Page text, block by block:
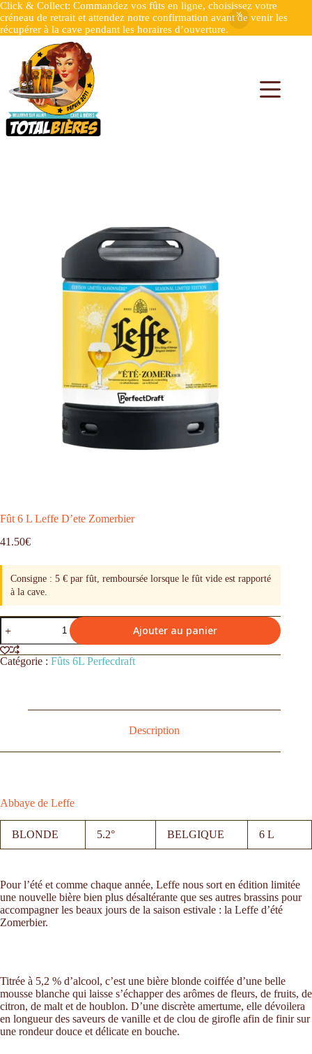
Click & Collect: Commandez vos fûts en ligne, choisissez votre
créneau de retrait et attendez notre confirmation avant de venir les
récupérer à la cave pendant les horaires d’ouverture.
Fût 6 L Leffe D’ete Zomerbier
41.50€
Consigne : 5 € par fût, remboursée lorsque le fût vide est rapporté
à la cave.
Ajouter au panier
Catégorie : Fûts 6L Perfecdraft
Description
Abbaye de Leffe
BLONDE 5.2° BELGIQUE 6 L
Pour l’été et comme chaque année, Leffe nous sort en édition limitée
une nouvelle bière bien plus désaltérante que ses autres brassins pour
accompagner les beaux jours de la saison estivale : la Leffe d’été
Zomerbier.
Titrée à 5,2 % d’alcool, c’est une bière blonde coiffée d’une belle
mousse blanche qui laisse s’échapper des arômes de fleurs, de fruits, de
citron, de malt et de houblon. D’une discrète amertume, elle dévoilera
en longueur des saveurs de vanille et de clou de girofle afin de finir sur
une rondeur douce et délicate en bouche.